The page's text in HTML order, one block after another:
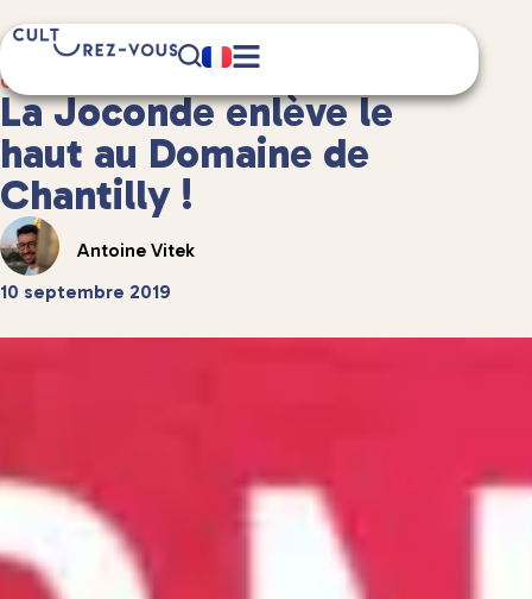
Culture
4 minute(s) de lecture
La Joconde enlève le
haut au Domaine de
Chantilly !
Antoine Vitek
10 septembre 2019